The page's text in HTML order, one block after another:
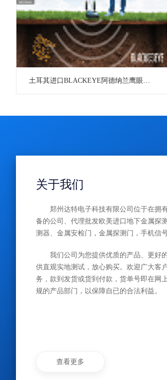
关于我们
郑州达特电子科技有限公司位于在拥
备的公司、代理批发欧美进口地下金属探
测器、金属安检门，金属探测门，手机信
我们公司为您提供优质的产品、更好
供直观实地测试，放心购买。欢迎广大客
务，款到发货或货到付款，货单号即在网
规的产品部门，以保障自已的合法利益。
查看更多